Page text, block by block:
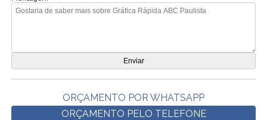
ORÇAMENTO POR WHATSAPP
ORÇAMENTO PELO TELEFONE